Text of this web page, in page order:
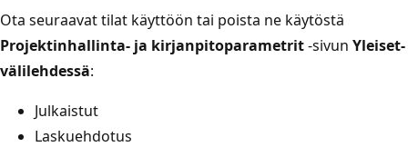
Ota seuraavat tilat käyttöön tai poista ne käytöstä
Projektinhallinta- ja kirjanpitoparametrit-sivun Yleiset-
välilehdessä:
Julkaistut
Laskuehdotus